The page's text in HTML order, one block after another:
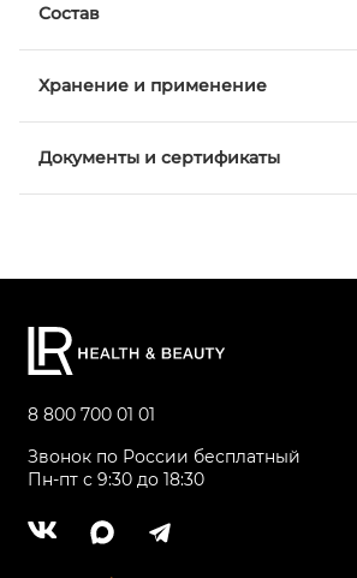
Состав
Хранение и применение
Документы и сертификаты
8 800 700 01 01
Звонок по России бесплатный
Пн-пт с 9:30 до 18:30